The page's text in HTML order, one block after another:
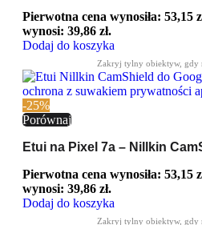
Pierwotna cena wynosiła: 53,15
wynosi: 39,86 zł.
Dodaj do koszyka
-25%
Porównaj
Etui na Pixel 7a – Nillkin
Pierwotna cena wynosiła: 53,15
wynosi: 39,86 zł.
Dodaj do koszyka